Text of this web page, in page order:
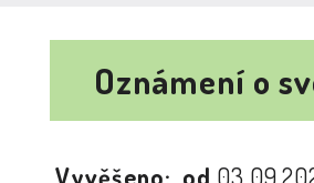
Oznámení o
Vyvěšeno: od